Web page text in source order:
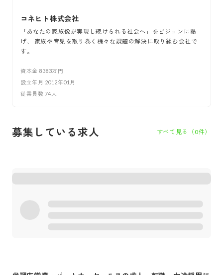
コネヒト株式会社
「あなたの家族像が実現し続けられる社会へ」をビジョンに掲
げ、 家族や育児を取り巻く様々な課題の解決に取り組む会社で
す。
資本金 8383万円
設立年月 2012年01月
従業員数 74 人
募集している求人 すべて見る（0件）